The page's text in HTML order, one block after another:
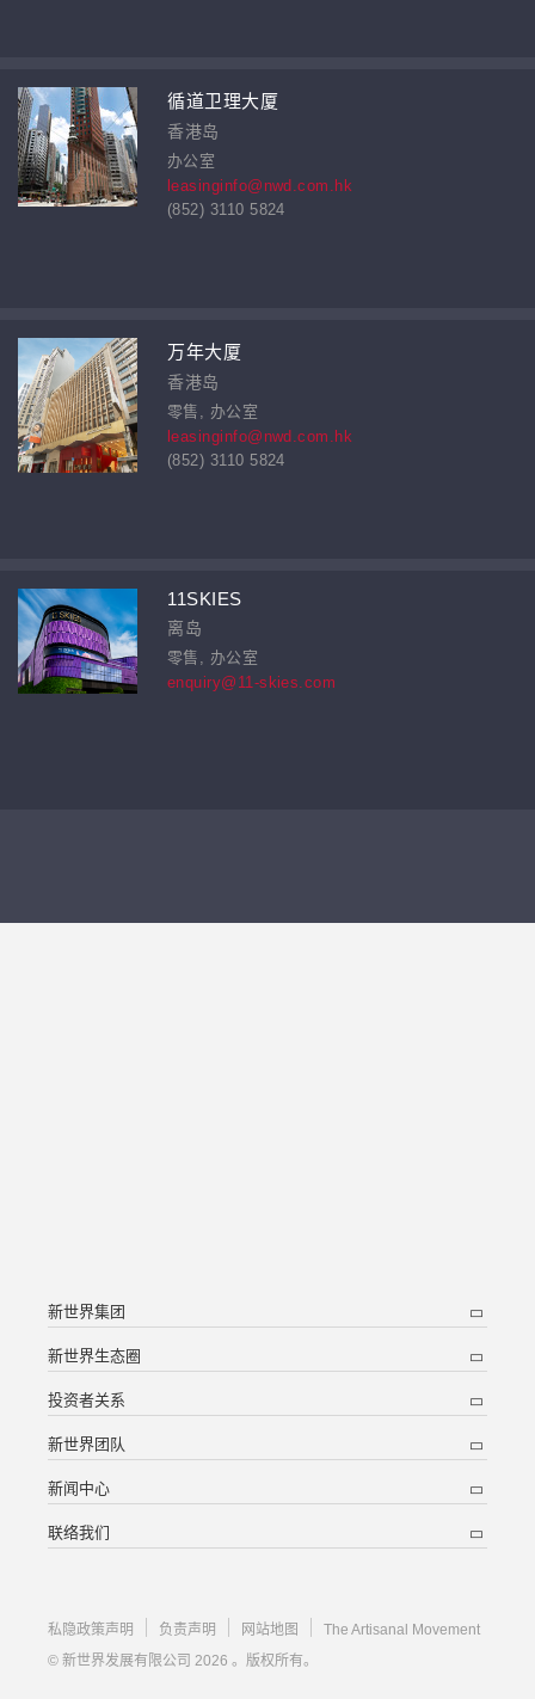
循道卫理大厦
香港岛
办公室
leasinginfo@nwd.com.hk
(852) 3110 5824
万年大厦
香港岛
零售, 办公室
leasinginfo@nwd.com.hk
(852) 3110 5824
11SKIES
离岛
零售, 办公室
enquiry@11-skies.com
新世界集团
新世界生态圈
投资者关系
新世界团队
新闻中心
联络我们
私隐政策声明 负责声明 网站地图
The Artisanal Movement
© 新世界发展有限公司 2026 。版权所有。